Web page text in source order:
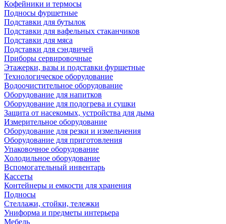
Кофейники и термосы
Подносы фуршетные
Подставки для бутылок
Подставки для вафельных стаканчиков
Подставки для мяса
Подставки для сэндвичей
Приборы сервировочные
Этажерки, вазы и подставки фуршетные
Технологическое оборудование
Водоочистительное оборудование
Оборудование для напитков
Оборудование для подогрева и сушки
Защита от насекомых, устройства для дыма
Измерительное оборудование
Оборудование для резки и измельчения
Оборудование для приготовления
Упаковочное оборудование
Холодильное оборудование
Вспомогательный инвентарь
Кассеты
Контейнеры и емкости для хранения
Подносы
Стеллажи, стойки, тележки
Униформа и предметы интерьера
Мебель